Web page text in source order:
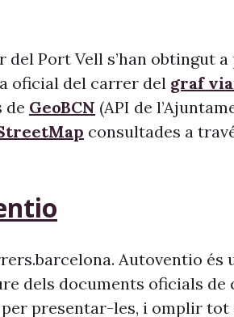
Port Vell s’han obtingut
oficial del carrer del graf
de GeoBCN (API de
consultades a
Autoventio és
dels documents oficials de
presentar-les, i omplir tot